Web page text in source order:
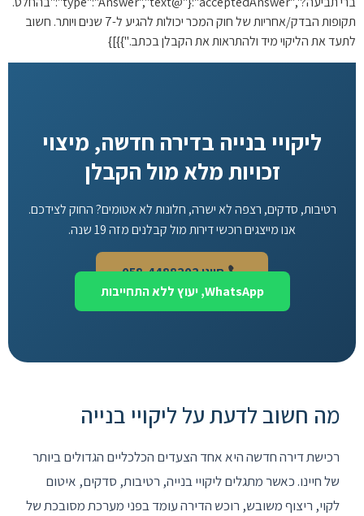
תקופות הבדק/אחריות של חוק המכר יכולות להגיע ל-7 שנים ויותר. חשוב
את הליקוי מיד ולהתראות את הקבלן בכתב."}}]}
ליקויי בנייה בדירה חדשה, מיצוי
זכויות מלא מול הקבלן
רטיבות, סדקים, רצפה לא ישרה, חלונות לא אטומים? החוק לצידכם.
אנו מייצגים רוכשי דירות מול קבלנים מזה 19 שנה.
חייגו 058-4488202
WhatsApp, יעוץ ללא התחייבות
מה חשוב לדעת על ליקויי בנייה
רכישת דירה חדשה היא אחד הצעדים הכלכליים הגדולים ביותר
של חיינו. כאשר מתגלים ליקויי בנייה, רטיבות, סדקים, איטום
לקוי, ריצוף משובש, רוכש הדירה עומד בפני מערכת מסובכת של